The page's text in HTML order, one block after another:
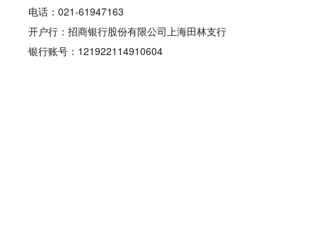
电话：021-61947163
开户行：招商银行股份有限公司上海田林支行
银行账号：121922114910604